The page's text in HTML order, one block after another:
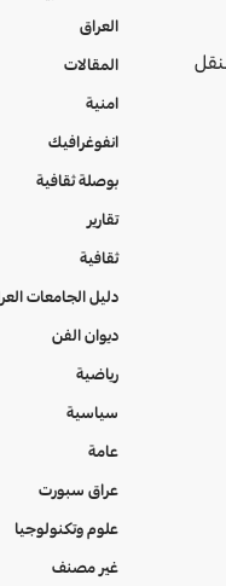
العراق
المقالات
امنية
انفوغرافيك
بوصلة ثقافية
تقارير
ثقافية
دليل الجامعات
ديوان الفن
رياضية
سياسية
عامة
عراق سبورت
علوم وتكنولوجيا
غير مصنف